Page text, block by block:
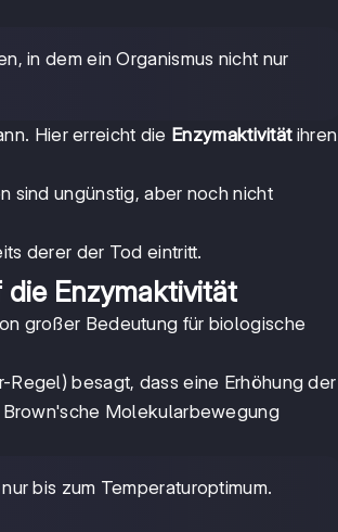
in dem ein Organismus nicht nur
Hier erreicht die Enzymaktivitätihren
sind ungünstig, aber noch nicht
derer der Tod eintritt.
Enzymaktivität
großer Bedeutung für biologische
besagt, dass eine Erhöhung der
Molekularbewegung
bis zum Temperaturoptimum.